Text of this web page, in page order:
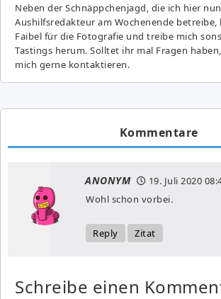
Neben der Schnäppchenjagd, die ich hier
Aushilfsredakteur am Wochenende betreibe,
Faibel für die Fotografie und treibe mich
Tastings herum. Solltet ihr mal Fragen
mich gerne kontaktieren.
Kommentare
ANONYM 19. Juli 2020
Wohl schon vorbei.
Reply Zitat
Schreibe einen